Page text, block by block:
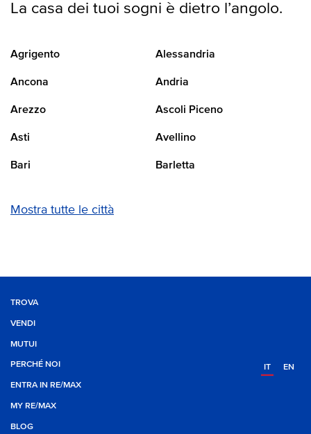
La casa dei tuoi sogni è dietro l’angolo.
Agrigento Alessandria
Ancona Andria
Arezzo Ascoli Piceno
Asti Avellino
Bari Barletta
Mostra tutte le città
TROVA
VENDI
MUTUI
PERCHÉ NOI
ENTRA IN RE/MAX
MY RE/MAX
BLOG
IT EN